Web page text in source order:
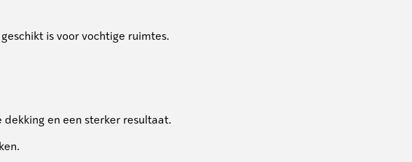
is voor vochtige ruimtes.
en een sterker resultaat.